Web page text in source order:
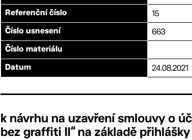
Referenční číslo 15
Číslo usnesení 663
Číslo materiálu
Datum 24.08.2021
k návrhu na uzavření smlouvy o
bez graffiti II“ na základě přihlášky